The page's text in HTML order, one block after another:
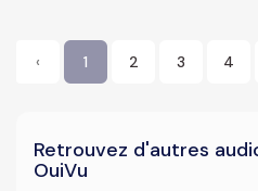
‹ 1 2 3 4
Retrouvez d'autres
OuiVu